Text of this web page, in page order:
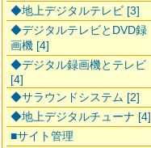
◆地上デジタルテレビ [3]
◆デジタルテレビとDVD録
画機 [4]
◆デジタル録画機とテレビ
[4]
◆サラウンドシステム [2]
◆地上デジタルチューナ [4]
■サイト管理